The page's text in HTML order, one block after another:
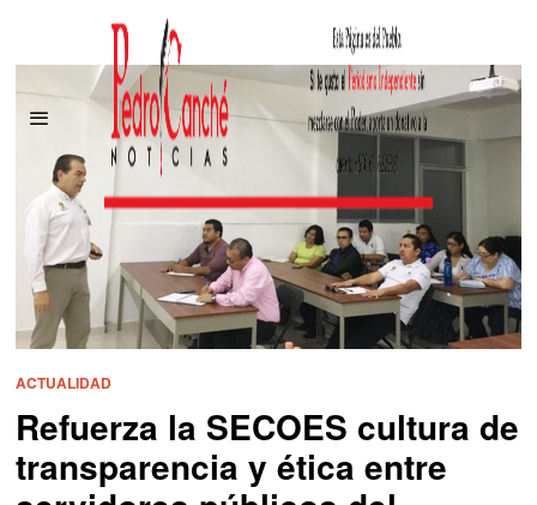
ACTUALIDAD
Refuerza la SECOES cultura de
transparencia y ética entre